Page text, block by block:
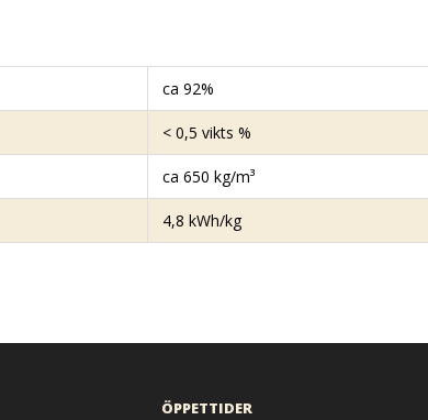
ca 92%
< 0,5 vikts %
ca 650 kg/m³
4,8 kWh/kg
ÖPPETTIDER